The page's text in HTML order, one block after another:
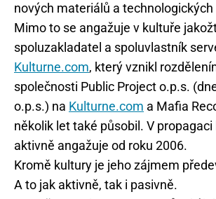
nových materiálů a
Mimo to se angažuje v kultuře
spoluzakladatel a spoluvlastník
Kulturne.com, který vznikl
společnosti Public Project o.p.s.
o.p.s.) na Kulturne.com a Mafia
několik let také působil. V propagaci
aktivně angažuje od roku 2006.
Kromě kultury je jeho zájmem
A to jak aktivně, tak i pasivně.